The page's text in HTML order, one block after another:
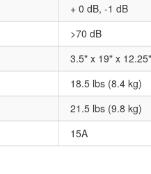
+ 0 dB, -1 dB
>70 dB
3.5" x 19" x 12.25"
18.5 lbs (8.4 kg)
21.5 lbs (9.8 kg)
15A